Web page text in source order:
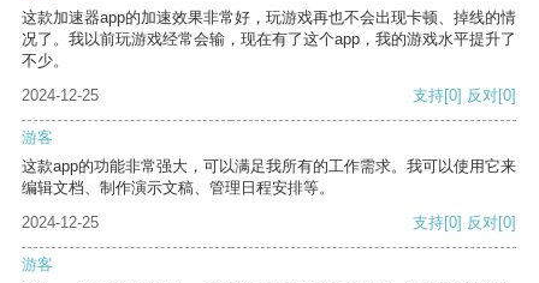
这款加速器app的加速效果非常好，玩游戏再也不会出现卡顿、掉线的情
况了。我以前玩游戏经常会输，现在有了这个app，我的游戏水平提升了
不少。
2024-12-25
支持[0] 反对[0]
游客
这款app的功能非常强大，可以满足我所有的工作需求。我可以使用它来
编辑文档、制作演示文稿、管理日程安排等。
2024-12-25
支持[0] 反对[0]
游客